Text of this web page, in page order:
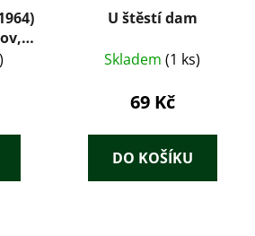
U štěstí dam
Skladem (1 ks)
69 Kč
DO KOŠÍKU